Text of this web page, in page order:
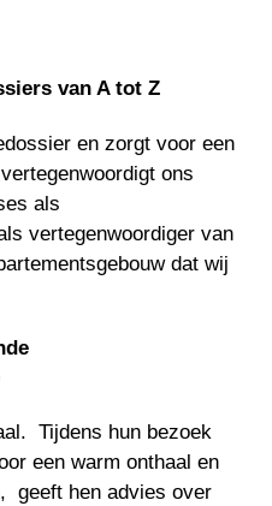
van A tot Z
en zorgt voor een
ons
als
vertegenwoordiger van
dat wij
Tijdens hun bezoek
een warm onthaal en
geeft hen advies over